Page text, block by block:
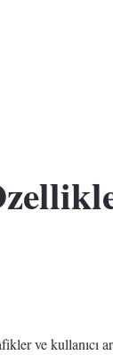
ve kullanıcı